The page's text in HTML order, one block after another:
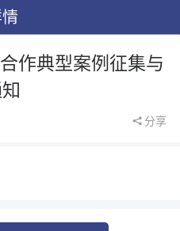
作典型案例征集与
分享